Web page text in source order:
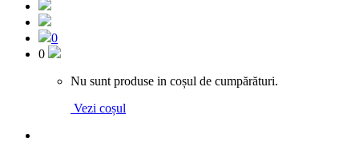
0
0
Nu sunt produse in coșul de cumpărături.
Vezi coșul